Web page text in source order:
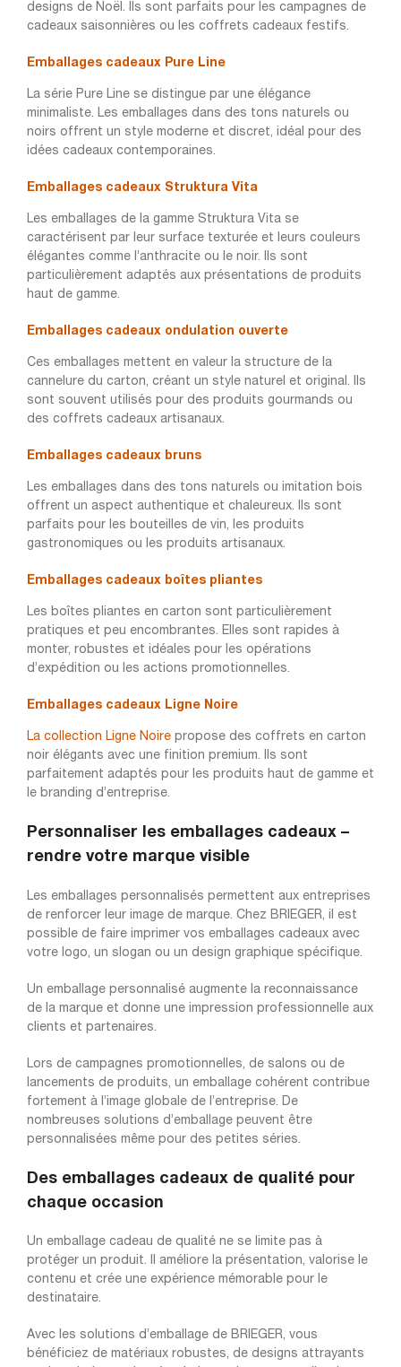
designs de Noël. Ils sont parfaits pour les campagnes de
cadeaux saisonnières ou les coffrets cadeaux festifs.
Emballages cadeaux Pure Line
La série Pure Line se distingue par une élégance
minimaliste. Les emballages dans des tons naturels ou
noirs offrent un style moderne et discret, idéal pour des
idées cadeaux contemporaines.
Emballages cadeaux Struktura Vita
Les emballages de la gamme Struktura Vita se
caractérisent par leur surface texturée et leurs couleurs
élégantes comme l’anthracite ou le noir. Ils sont
particulièrement adaptés aux présentations de produits
haut de gamme.
Emballages cadeaux ondulation ouverte
Ces emballages mettent en valeur la structure de la
cannelure du carton, créant un style naturel et original. Ils
sont souvent utilisés pour des produits gourmands ou
des coffrets cadeaux artisanaux.
Emballages cadeaux bruns
Les emballages dans des tons naturels ou imitation bois
offrent un aspect authentique et chaleureux. Ils sont
parfaits pour les bouteilles de vin, les produits
gastronomiques ou les produits artisanaux.
Emballages cadeaux boîtes pliantes
Les boîtes pliantes en carton sont particulièrement
pratiques et peu encombrantes. Elles sont rapides à
monter, robustes et idéales pour les opérations
d’expédition ou les actions promotionnelles.
Emballages cadeaux Ligne Noire
La collection Ligne Noire propose des coffrets en carton
noir élégants avec une finition premium. Ils sont
parfaitement adaptés pour les produits haut de gamme et
le branding d’entreprise.
Personnaliser les emballages cadeaux –
rendre votre marque visible
Les emballages personnalisés permettent aux entreprises
de renforcer leur image de marque. Chez BRIEGER, il est
possible de faire imprimer vos emballages cadeaux avec
votre logo, un slogan ou un design graphique spécifique.
Un emballage personnalisé augmente la reconnaissance
de la marque et donne une impression professionnelle aux
clients et partenaires.
Lors de campagnes promotionnelles, de salons ou de
lancements de produits, un emballage cohérent contribue
fortement à l’image globale de l’entreprise. De
nombreuses solutions d’emballage peuvent être
personnalisées même pour des petites séries.
Des emballages cadeaux de qualité pour
chaque occasion
Un emballage cadeau de qualité ne se limite pas à
protéger un produit. Il améliore la présentation, valorise le
contenu et crée une expérience mémorable pour le
destinataire.
Avec les solutions d’emballage de BRIEGER, vous
bénéficiez de matériaux robustes, de designs attrayants